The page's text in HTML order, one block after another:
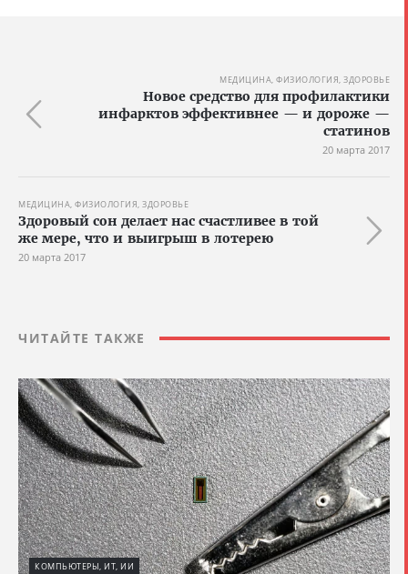
МЕДИЦИНА, ФИЗИОЛОГИЯ, ЗДОРОВЬЕ
Новое средство для профилактики
инфарктов эффективнее — и дороже —
статинов
20 марта 2017
МЕДИЦИНА, ФИЗИОЛОГИЯ, ЗДОРОВЬЕ
Здоровый сон делает нас счастливее в той
же мере, что и выигрыш в лотерею
20 марта 2017
ЧИТАЙТЕ ТАКЖЕ
КОМПЬЮТЕРЫ, ИТ, ИИ